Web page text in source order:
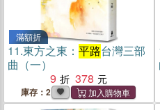
滿額折
11.東方之東： 平路台灣三部
曲（一）
9
378
庫存：2